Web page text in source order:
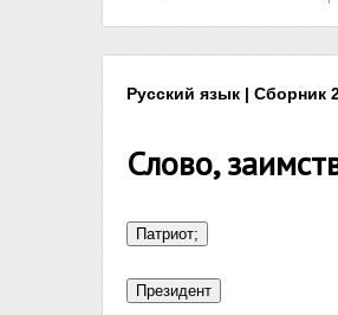
Русский язык | Сборник
Слово,